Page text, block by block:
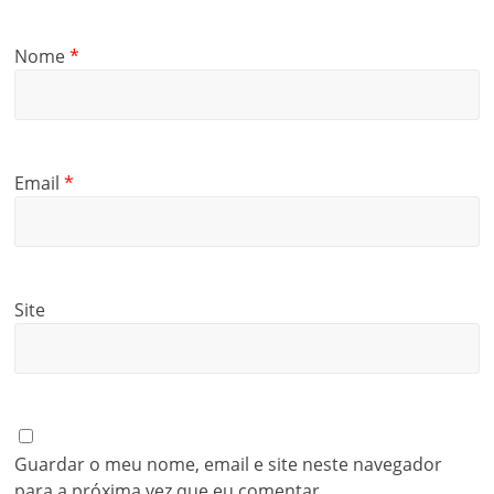
Nome*
Email*
Site
Guardar o meu nome, email e site neste navegador